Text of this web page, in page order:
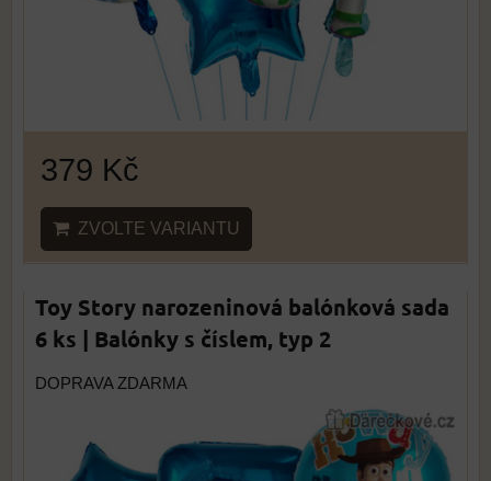
379 Kč
ZVOLTE VARIANTU
Toy Story narozeninová balónková sada
6 ks | Balónky s číslem, typ 2
DOPRAVA ZDARMA